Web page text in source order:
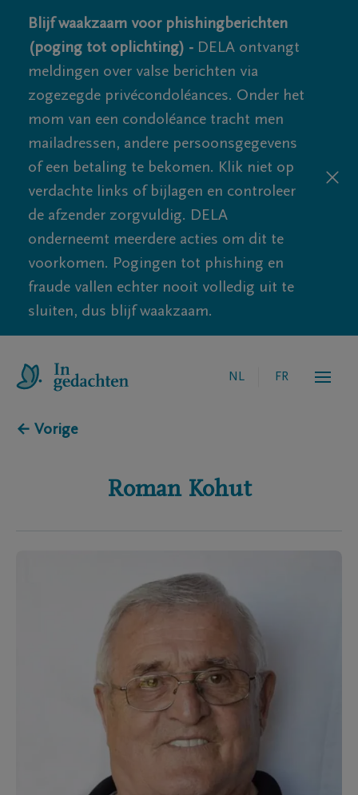
Blijf waakzaam voor phishingberichten
(poging tot oplichting) - DELA ontvangt
meldingen over valse berichten via
zogezegde privécondoléances. Onder het
mom van een condoléance tracht men
mailadressen, andere persoonsgegevens
of een betaling te bekomen. Klik niet op
verdachte links of bijlagen en controleer
de afzender zorgvuldig. DELA
onderneemt meerdere acties om dit te
voorkomen. Pogingen tot phishing en
fraude vallen echter nooit volledig uit te
sluiten, dus blijf waakzaam.
NL FR
← Vorige
Roman Kohut